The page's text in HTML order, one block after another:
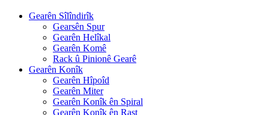
Gearên Sîlîndirîk
Gearsên Spur
Gearên Helîkal
Gearên Komê
Rack û Pinionê Gearê
Gearên Konîk
Gearên Hîpoîd
Gearên Miter
Gearên Konîk ên Spiral
Gearên Konîk ên Rast